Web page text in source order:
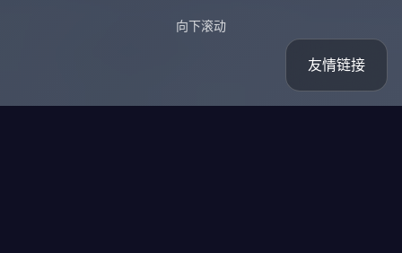
向下滚动
友情链接